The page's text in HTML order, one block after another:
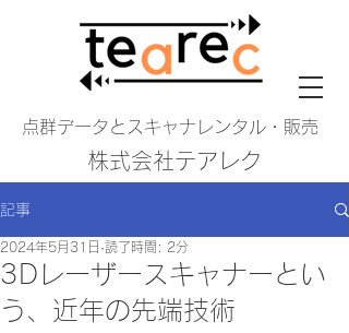
​点群データとスキャナレンタル・販売
​株式会社テアレク
記事
3Dレーザースキャナーとい
う、近年の先端技術
2024年5月31日 読了時間: 2分